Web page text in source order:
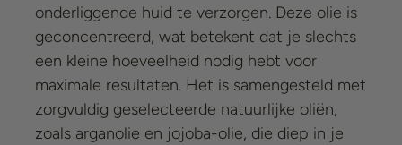
onderliggende huid te verzorgen. Deze olie is
geconcentreerd, wat betekent dat je slechts
een kleine hoeveelheid nodig hebt voor
maximale resultaten. Het is samengesteld met
zorgvuldig geselecteerde natuurlijke oliën,
zoals arganolie en jojoba-olie, die diep in je